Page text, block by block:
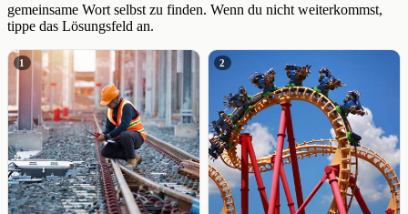
gemeinsame Wort selbst zu finden. Wenn du nicht weiterkommst,
tippe das Lösungsfeld an.
1 2